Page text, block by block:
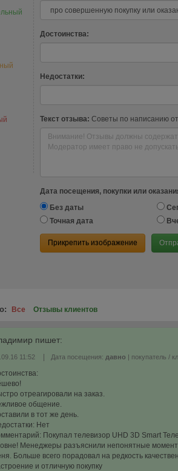
Достоинства:
Недостатки:
Текст отзыва: Советы по написанию
Дата посещения, покупки или
Без даты
Точная дата
Прикрепить изображение
Все Отзывы клиентов
пишет:
11:52 Дата посещения: давно | покупатель /
отреагировали на заказ.
общение.
в тот же день.
Нет
Покупал телевизор UHD 3D Smart
Менеджеры разъяснили непонятные
Больше всего порадовал на редкость
и отличную покупку